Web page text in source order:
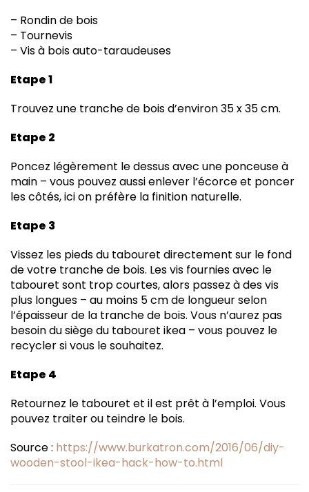
– Rondin de bois
– Tournevis
– Vis à bois auto-taraudeuses
Etape 1
Trouvez une tranche de bois d’environ 35 x 35 cm.
Etape 2
Poncez légèrement le dessus avec une ponceuse à
main – vous pouvez aussi enlever l’écorce et poncer
les côtés, ici on préfère la finition naturelle.
Etape 3
Vissez les pieds du tabouret directement sur le fond
de votre tranche de bois. Les vis fournies avec le
tabouret sont trop courtes, alors passez à des vis
plus longues – au moins 5 cm de longueur selon
l’épaisseur de la tranche de bois. Vous n’aurez pas
besoin du siège du tabouret ikea – vous pouvez le
recycler si vous le souhaitez.
Etape 4
Retournez le tabouret et il est prêt à l’emploi. Vous
pouvez traiter ou teindre le bois.
Source : https://www.burkatron.com/2016/06/diy-
wooden-stool-ikea-hack-how-to.html